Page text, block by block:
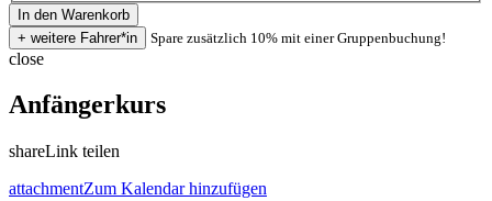
Spare zusätzlich 10% mit einer Gruppenbuchung!
close
Anfängerkurs
shareLink teilen
attachmentZum Kalendar hinzufügen